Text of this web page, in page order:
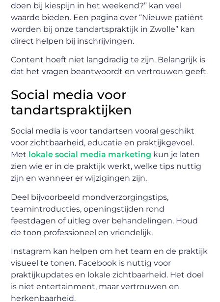
doen bij kiespijn in het weekend?” kan veel
waarde bieden. Een pagina over “Nieuwe patiënt
worden bij onze tandartspraktijk in Zwolle” kan
direct helpen bij inschrijvingen.
Content hoeft niet langdradig te zijn. Belangrijk is
dat het vragen beantwoordt en vertrouwen geeft.
Social media voor
tandartspraktijken
Social media is voor tandartsen vooral geschikt
voor zichtbaarheid, educatie en praktijkgevoel.
Met lokale social media marketing kun je laten
zien wie er in de praktijk werkt, welke tips nuttig
zijn en wanneer er wijzigingen zijn.
Deel bijvoorbeeld mondverzorgingstips,
teamintroducties, openingstijden rond
feestdagen of uitleg over behandelingen. Houd
de toon professioneel en vriendelijk.
Instagram kan helpen om het team en de praktijk
visueel te tonen. Facebook is nuttig voor
praktijkupdates en lokale zichtbaarheid. Het doel
is niet entertainment, maar vertrouwen en
herkenbaarheid.